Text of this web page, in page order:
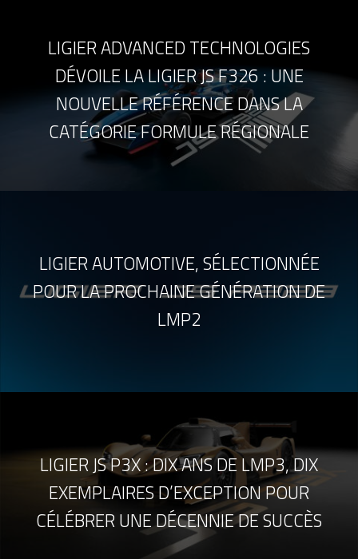
LIGIER ADVANCED TECHNOLOGIES
DÉVOILE LA LIGIER JS F326 : UNE
NOUVELLE RÉFÉRENCE DANS LA
CATÉGORIE FORMULE RÉGIONALE
LIGIER AUTOMOTIVE, SÉLECTIONNÉE
POUR LA PROCHAINE GÉNÉRATION DE
LMP2
LIGIER JS P3X : DIX ANS DE LMP3, DIX
EXEMPLAIRES D’EXCEPTION POUR
CÉLÉBRER UNE DÉCENNIE DE SUCCÈS